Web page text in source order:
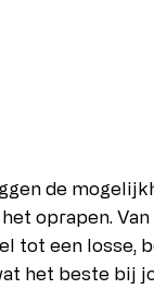
de
oprapen. Van
tot een losse,
het beste bij